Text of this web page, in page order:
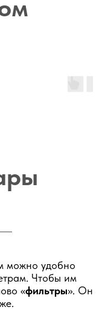
можно удобно
Чтобы им
«фильтры». Он